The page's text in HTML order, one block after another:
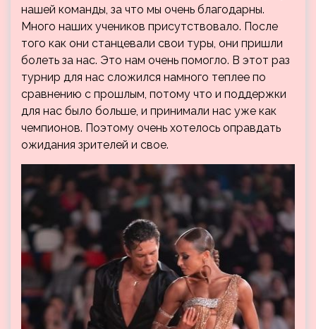
нашей команды, за что мы очень благодарны.
Много наших учеников присутствовало. После
того как они станцевали свои туры, они пришли
болеть за нас. Это нам очень помогло. В этот раз
турнир для нас сложился намного теплее по
сравнению с прошлым, потому что и поддержки
для нас было больше, и принимали нас уже как
чемпионов. Поэтому очень хотелось оправдать
ожидания зрителей и свое.